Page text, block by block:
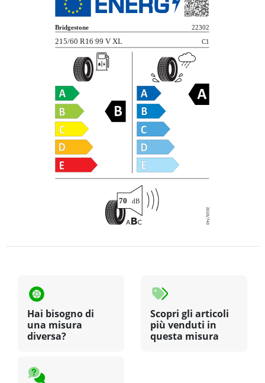
Hai bisogno di
una misura
diversa?
Scopri gli articoli
più venduti in
questa misura